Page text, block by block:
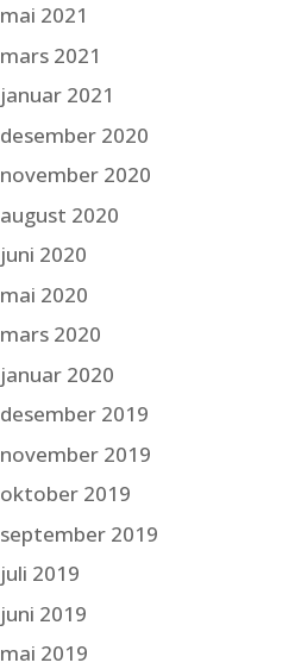
mai 2021
mars 2021
januar 2021
desember 2020
november 2020
august 2020
juni 2020
mai 2020
mars 2020
januar 2020
desember 2019
november 2019
oktober 2019
september 2019
juli 2019
juni 2019
mai 2019